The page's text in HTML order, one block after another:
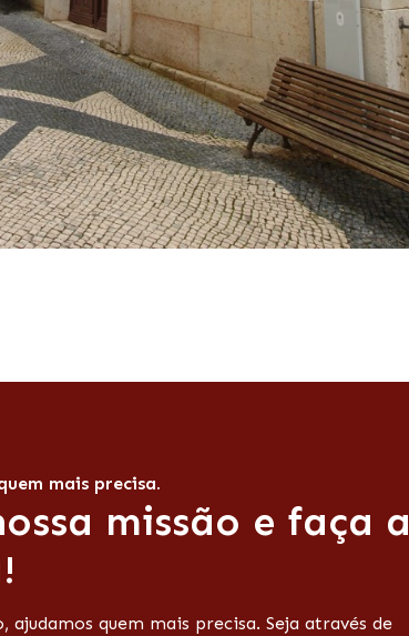
missão e faça a
ajudamos quem mais precisa. Seja através de
mais precisa.